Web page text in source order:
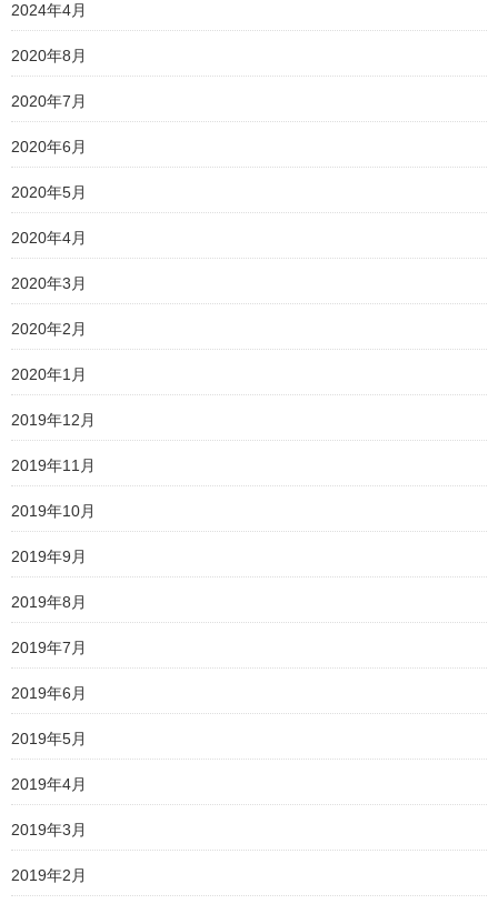
2024年4月
2020年8月
2020年7月
2020年6月
2020年5月
2020年4月
2020年3月
2020年2月
2020年1月
2019年12月
2019年11月
2019年10月
2019年9月
2019年8月
2019年7月
2019年6月
2019年5月
2019年4月
2019年3月
2019年2月